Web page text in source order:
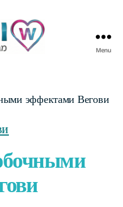
Menu
эффектами Вегови